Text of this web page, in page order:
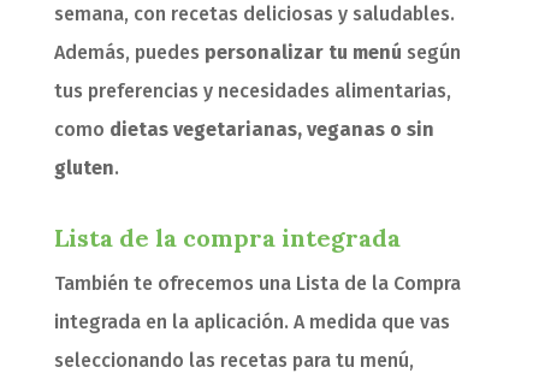
semana, con recetas deliciosas y saludables.
Además, puedes personalizar tu menú según
tus preferencias y necesidades alimentarias,
como dietas vegetarianas, veganas o sin
gluten.
Lista de la compra integrada
También te ofrecemos una Lista de la Compra
integrada en la aplicación. A medida que vas
seleccionando las recetas para tu menú,